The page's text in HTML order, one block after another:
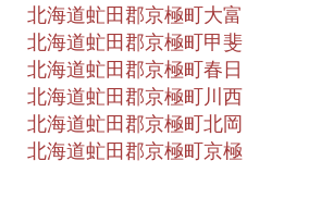
北海道虻田郡京極町大富
北海道虻田郡京極町甲斐
北海道虻田郡京極町春日
北海道虻田郡京極町川西
北海道虻田郡京極町北岡
北海道虻田郡京極町京極